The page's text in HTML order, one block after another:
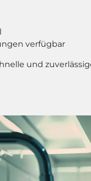
verfügbar
und